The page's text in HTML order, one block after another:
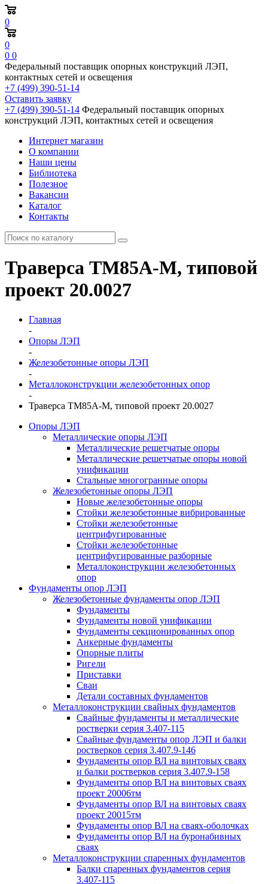
0
0
0 0
Федеральный поставщик опорных конструкций ЛЭП,
контактных сетей и освещения
+7 (499) 390-51-14
Оставить заявку
+7 (499) 390-51-14 Федеральный поставщик опорных
конструкций ЛЭП, контактных сетей и освещения
Интернет магазин
О компании
Наши цены
Библиотека
Полезное
Вакансии
Каталог
Контакты
Траверса ТМ85А-М, типовой
проект 20.0027
Главная
-
Опоры ЛЭП
-
Железобетонные опоры ЛЭП
-
Металлоконструкции железобетонных опор
-
Траверса ТМ85А-М, типовой проект 20.0027
Опоры ЛЭП
Металлические опоры ЛЭП
Металлические решетчатые опоры
Металлические решетчатые опоры новой
унификации
Стальные многогранные опоры
Железобетонные опоры ЛЭП
Новые железобетонные опоры
Стойки железобетонные вибрированные
Стойки железобетонные
центрифугированные
Стойки железобетонные
центрифугированные разборные
Металлоконструкции железобетонных
опор
Фундаменты опор ЛЭП
Железобетонные фундаменты опор ЛЭП
Фундаменты
Фундаменты новой унификации
Фундаменты секционированных опор
Анкерные фундаменты
Опорные плиты
Ригели
Приставки
Сваи
Детали составных фундаментов
Металлоконструкции свайных фундаментов
Свайные фундаменты и металлические
ростверки серия 3.407-115
Свайные фундаменты опор ЛЭП и балки
ростверков серия 3.407.9-146
Фундаменты опор ВЛ на винтовых сваях
и балки ростверков серия 3.407.9-158
Фундаменты опор ВЛ на винтовых сваях
проект 20006тм
Фундаменты опор ВЛ на винтовых сваях
проект 20015тм
Фундаменты опор ВЛ на сваях-оболочках
Фундаменты опор ВЛ на буронабивных
сваях
Металлоконструкции спаренных фундаментов
Балки спаренных фундаментов серия
3.407-115